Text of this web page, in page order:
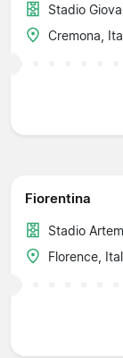
Stadio
Cremona,
Fiorentina
Stadio
Florence,